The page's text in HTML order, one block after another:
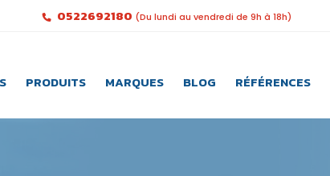
0522692180 (Du lundi au vendredi de 9h à 18h)
PRODUITS MARQUES BLOG RÉFÉRENCES